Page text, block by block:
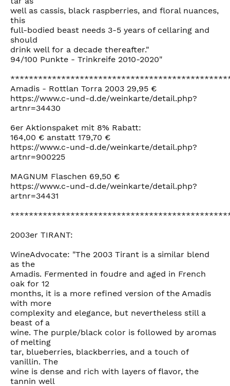
well as cassis, black raspberries, and floral nuances,
this
full-bodied beast needs 3-5 years of cellaring and
should
drink well for a decade thereafter."
94/100 Punkte - Trinkreife 2010-2020"
Amadis - Rottlan Torra 2003 29,95 €
https://www.c-und-d.de/weinkarte/detail.php?
artnr=34430
6er Aktionspaket mit 8% Rabatt:
164,00 € anstatt 179,70 €
https://www.c-und-d.de/weinkarte/detail.php?
artnr=900225
MAGNUM Flaschen 69,50 €
https://www.c-und-d.de/weinkarte/detail.php?
artnr=34431
2003er TIRANT:
WineAdvocate: "The 2003 Tirant is a similar blend
as the
Amadis. Fermented in foudre and aged in French
oak for 12
months, it is a more refined version of the Amadis
with more
complexity and elegance, but nevertheless still a
beast of a
wine. The purple/black color is followed by aromas
of melting
tar, blueberries, blackberries, and a touch of
vanillin. The
wine is dense and rich with layers of flavor, the
tannin well